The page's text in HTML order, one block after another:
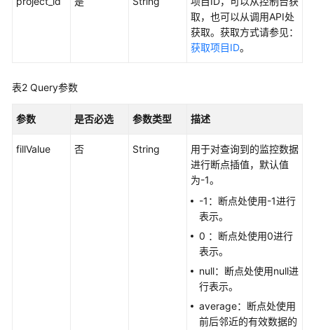
如
API
取，也可以从调用API处
获取。获取方式请参见：
获取项目ID。
表2 Query参数
参数 是否必选 参数类型 描述
fillValue 否 String
用于对查询到的监控数据
进行断点插值，默认值
为-1。
-1：断点处使用-1进行
表示。
0 ：断点处使用0进行
表示。
null：断点处使用null进
行表示。
average：断点处使用
前后邻近的有效数据的